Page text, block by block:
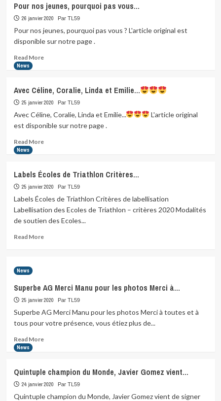
quelques
médailles
pour
club
???
Pour nos jeunes, pourquoi pas vous…
26 janvier 2020 Par TL59
Pour nos jeunes, pourquoi pas vous ? L'article original est
disponible sur notre page .
Read MoreRead
nos
jeunes,
pourquoi
vous…
News
Avec Céline, Coralie, Linda et Emilie…
25 janvier 2020 Par TL59
Avec Céline, Coralie, Linda et Emilie...
L'article original
est disponible sur notre page .
Read MoreRead
Céline,
Coralie,
Linda
Emilie…
News
Labels Écoles de Triathlon Critères…
25 janvier 2020 Par TL59
Labels Écoles de Triathlon Critères de labellisation
Labellisation des Ecoles de Triathlon – critères 2020 Modalités
de soutien des Ecoles...
Read MoreRead
Triathlon
Critères…
News
Superbe AG Merci Manu pour les photos Merci à…
25 janvier 2020 Par TL59
Superbe AG Merci Manu pour les photos Merci à toutes et à
tous pour votre présence, vous étiez plus de...
Read MoreRead
AG
Merci
Manu
News
Quintuple champion du Monde, Javier Gomez vient…
24 janvier 2020 Par TL59
Quintuple champion du Monde, Javier Gomez vient de signer